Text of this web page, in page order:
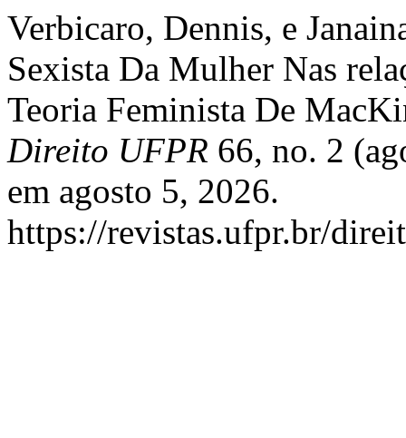
Verbicaro, Dennis, e
Sexista Da Mulher Nas
Teoria Feminista De
Direito UFPR 66, no. 2
em agosto 5, 2026.
https://revistas.ufpr.br/